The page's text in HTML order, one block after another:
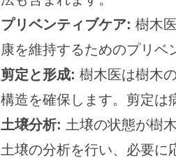
プリベンティブケア: 樹木
康を維持するためのプリベ
剪定と形成: 樹木医は樹木
構造を確保します。剪定は
土壌分析: 土壌の状態が樹
土壌の分析を行い、必要に